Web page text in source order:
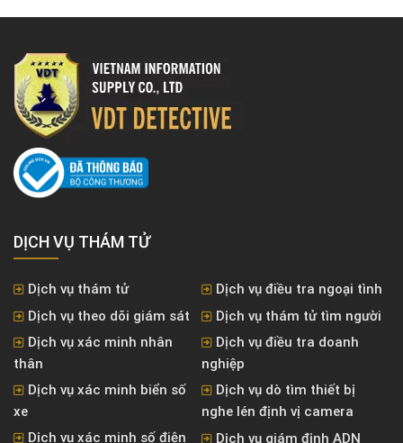
DỊCH VỤ THÁM TỬ
Dịch vụ thám tử
Dịch vụ điều tra ngoại tình
Dịch vụ theo dõi giám sát
Dịch vụ thám tử tìm người
Dịch vụ xác minh nhân
thân
Dịch vụ điều tra doanh
nghiệp
Dịch vụ xác minh biển số
xe
Dịch vụ dò tìm thiết bị
nghe lén định vị camera
Dịch vụ xác minh số điện
Dịch vụ giám định ADN